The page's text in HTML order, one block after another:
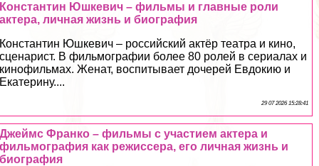
Константин Юшкевич – фильмы и главные роли
актера, личная жизнь и биография
Константин Юшкевич – российский актёр театра и кино,
сценарист. В фильмографии более 80 ролей в сериалах и
кинофильмах. Женат, воспитывает дочерей Евдокию и
Екатерину....
29 07 2026 15:28:41
Джеймс Франко – фильмы с участием актера и
фильмография как режиссера, его личная жизнь и
биография